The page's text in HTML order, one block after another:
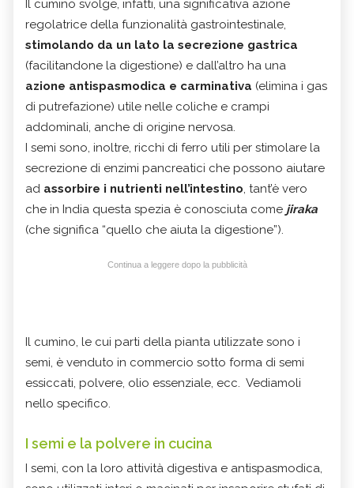
Il cumino svolge, infatti, una significativa azione
regolatrice della funzionalità gastrointestinale,
stimolando da un lato la secrezione gastrica
(facilitandone la digestione) e dall’altro ha una
azione antispasmodica e carminativa (elimina i gas
di putrefazione) utile nelle coliche e crampi
addominali, anche di origine nervosa.
I semi sono, inoltre, ricchi di ferro utili per stimolare la
secrezione di enzimi pancreatici che possono aiutare
ad assorbire i nutrienti nell’intestino, tant’è vero
che in India questa spezia è conosciuta come jiraka
(che significa “quello che aiuta la digestione”).
Continua a leggere dopo la pubblicità
Il cumino, le cui parti della pianta utilizzate sono i
semi, è venduto in commercio sotto forma di semi
essiccati, polvere, olio essenziale, ecc. Vediamoli
nello specifico.
I semi e la polvere in cucina
I semi, con la loro attività digestiva e antispasmodica,